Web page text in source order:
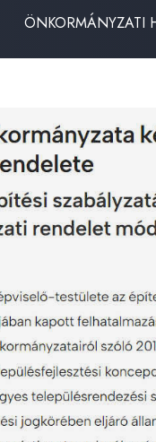
ÖNKORMÁNYZATI